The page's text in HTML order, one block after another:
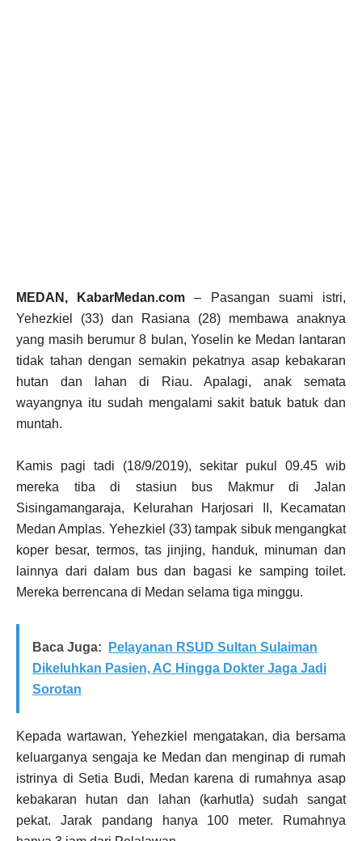
MEDAN, KabarMedan.com – Pasangan suami istri,
Yehezkiel (33) dan Rasiana (28) membawa anaknya
yang masih berumur 8 bulan, Yoselin ke Medan lantaran
tidak tahan dengan semakin pekatnya asap kebakaran
hutan dan lahan di Riau. Apalagi, anak semata
wayangnya itu sudah mengalami sakit batuk batuk dan
muntah.
Kamis pagi tadi (18/9/2019), sekitar pukul 09.45 wib
mereka tiba di stasiun bus Makmur di Jalan
Sisingamangaraja, Kelurahan Harjosari II, Kecamatan
Medan Amplas. Yehezkiel (33) tampak sibuk mengangkat
koper besar, termos, tas jinjing, handuk, minuman dan
lainnya dari dalam bus dan bagasi ke samping toilet.
Mereka berrencana di Medan selama tiga minggu.
Baca Juga:
Pelayanan RSUD Sultan Sulaiman
Dikeluhkan Pasien, AC Hingga Dokter Jaga Jadi
Sorotan
Kepada wartawan, Yehezkiel mengatakan, dia bersama
keluarganya sengaja ke Medan dan menginap di rumah
istrinya di Setia Budi, Medan karena di rumahnya asap
kebakaran hutan dan lahan (karhutla) sudah sangat
pekat. Jarak pandang hanya 100 meter. Rumahnya